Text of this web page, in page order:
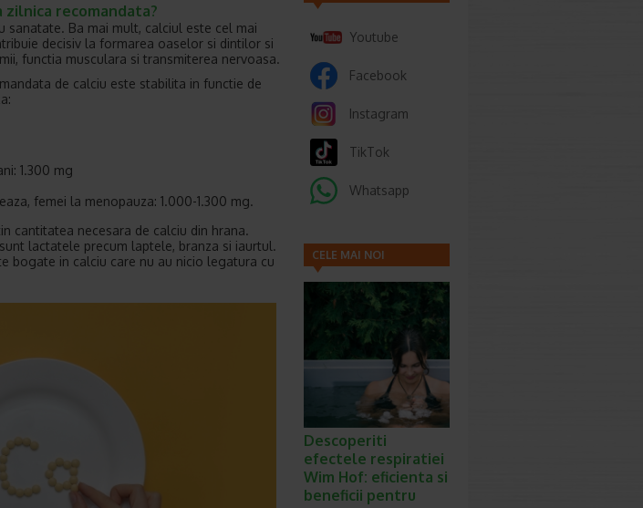
zilnica recomandata?
sanatate. Ba mai mult, calciul este cel mai
decisiv la formarea oaselor si dintilor si
functia musculara si transmiterea nervoasa.
de calciu este stabilita in functie de
1.300 mg
femei la menopauza: 1.000-1.300 mg.
cantitatea necesara de calciu din hrana.
lactatele precum laptele, branza si iaurtul.
bogate in calciu care nu au nicio legatura cu
Youtube
Facebook
Instagram
TikTok
Whatsapp
CELE MAI NOI
Descoperiti
efectele respiratiei
Wim Hof: eficienta si
beneficii pentru